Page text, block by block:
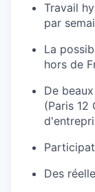
Travail
par
La
hors de
De
(Paris 12
Des